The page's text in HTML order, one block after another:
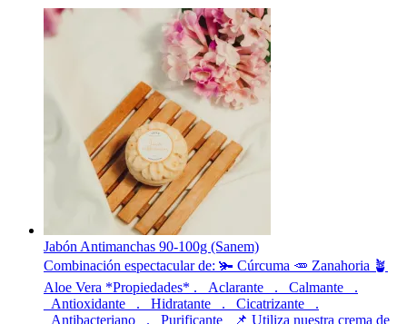
Jabón Antimanchas 90-100g (Sanem)
Combinación espectacular de: 🫚 Cúrcuma 🥕 Zanahoria 🪴
Aloe Vera *Propiedades* . _Aclarante_ . _Calmante_ .
_Antioxidante_ . _Hidratante_ . _Cicatrizante_ .
_Antibacteriano_ . _Purificante_ 📌 Utiliza nuestra crema de